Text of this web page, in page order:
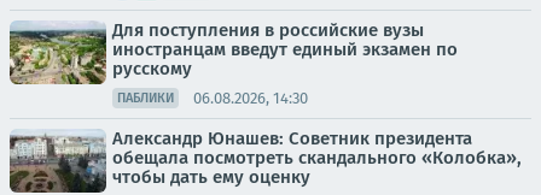
Для поступления в российские вузы
иностранцам введут единый экзамен по
русскому
ПАБЛИКИ 06.08.2026, 14:30
Александр Юнашев: Советник президента
обещала посмотреть скандального «Колобка»,
чтобы дать ему оценку